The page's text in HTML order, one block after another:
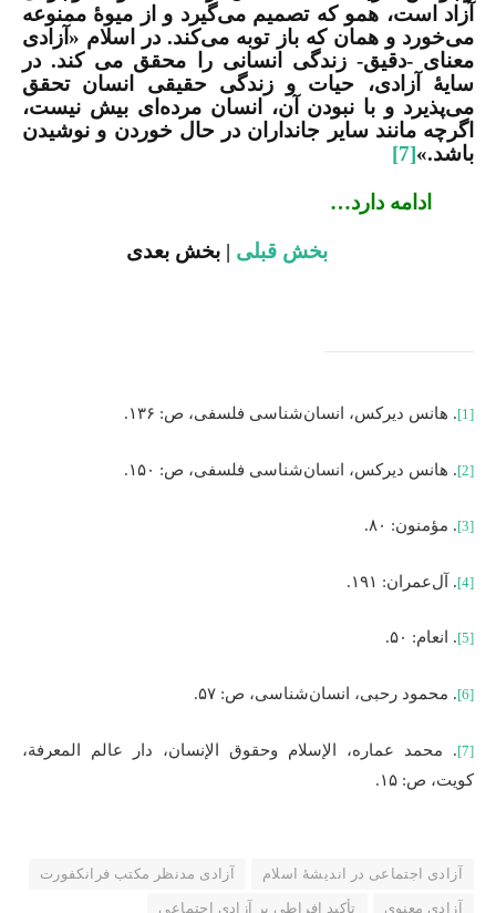
آزاد است، همو که تصمیم می‌گیرد و از میوۀ ممنوعه
می‌خورد و همان که باز توبه می‌کند. در اسلام «آزادی
معنای -دقیق- زندگی انسانی را محقق می کند. در
سایۀ آزادی، حیات و زندگی حقیقی انسان تحقق
می‌پذیرد و با نبودن آن، انسان مرده‌ای بیش نیست،
اگرچه مانند سایر جانداران در حال خوردن و نوشیدن
باشد.»[7]
ادامه دارد…
بخش قبلی |‌ بخش بعدی
[1]. هانس دیرکس، انسان‌شناسی فلسفی، ص: ۱۳۶.
[2]. هانس دیرکس، انسان‌شناسی فلسفی، ص: ۱۵۰.
[3]. مؤمنون: ۸۰.
[4]. آل‌عمران: ۱۹۱.
[5]. انعام: ۵۰.
[6]. محمود رحبی، انسان‌شناسی، ص: ۵۷.
[7]. محمد عماره، الإسلام وحقوق الإنسان، دار عالم المعرفة،
کویت، ص: ۱۵.
آزادی اجتماعی در اندیشهٔ اسلام
آزادی مدنظر مکتب فرانکفورت
آزادی معنوی
تأکید افراطی بر آزادی اجتماعی